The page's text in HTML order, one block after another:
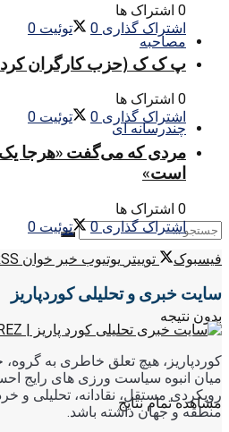
مصاحبه
چندرسانه ای
بدون نتیجه
مشاهده تمام نتایج
0 اشتراک ها
اشتراک گذاری 0 توئیت 0
پ ک ک (حزب کارگران
0 اشتراک ها
اشتراک گذاری 0 توئیت 0
مردی که می‌گفت «هرجا یک
است»
0 اشتراک ها
اشتراک گذاری 0 توئیت 0
فیسبوک
توییتر یوتیوب خبر خوان RSS
سایت خبری و تحلیلی کوردپاریز
کوردپاریز، هیچ تعلق خاطری به
میان انبوه سیاست ورزی های رایج
رویکردی مستقل، نقادانه، تحلیلی و
منطقه و جهان داشته باشد.